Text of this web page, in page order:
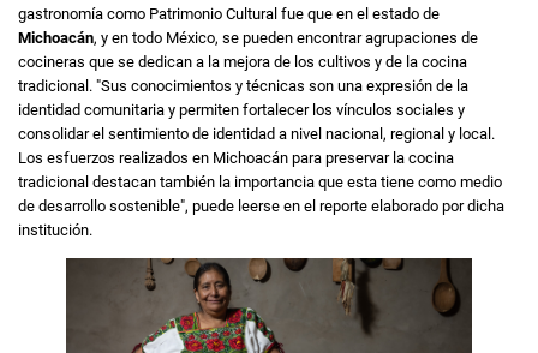
gastronomía como Patrimonio Cultural fue que en el estado de
Michoacán, y en todo México, se pueden encontrar agrupaciones de
cocineras que se dedican a la mejora de los cultivos y de la cocina
tradicional. "Sus conocimientos y técnicas son una expresión de la
identidad comunitaria y permiten fortalecer los vínculos sociales y
consolidar el sentimiento de identidad a nivel nacional, regional y local.
Los esfuerzos realizados en Michoacán para preservar la cocina
tradicional destacan también la importancia que esta tiene como medio
de desarrollo sostenible", puede leerse en el reporte elaborado por dicha
institución.